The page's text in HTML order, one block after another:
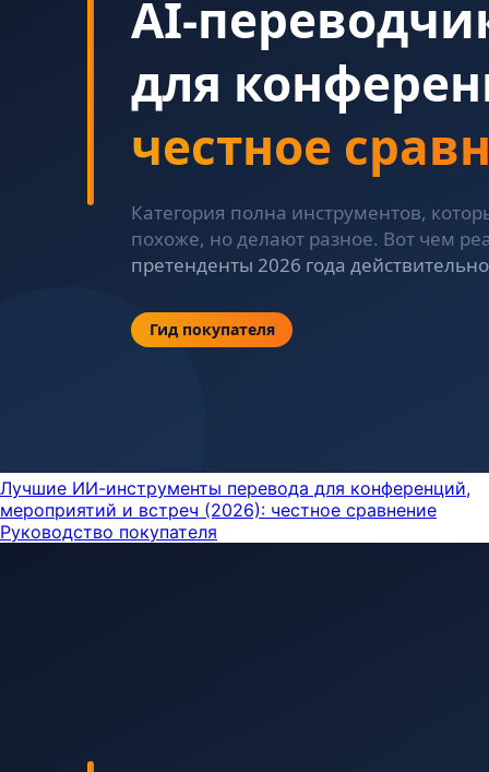
Лучшие ИИ-инструменты перевода для конференций,
мероприятий и встреч (2026): честное сравнение
Руководство покупателя